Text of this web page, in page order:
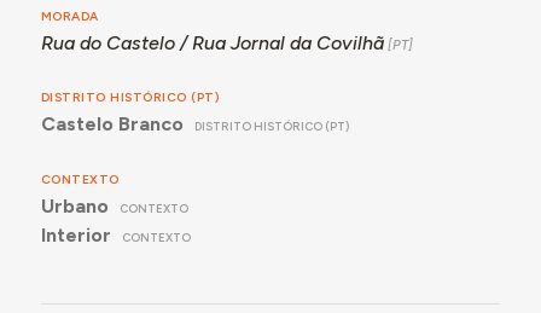
MORADA
Rua do Castelo / Rua Jornal da Covilhã
DISTRITO HISTÓRICO (PT)
Castelo Branco DISTRITO HISTÓRICO (PT)
CONTEXTO
Urbano CONTEXTO
Interior CONTEXTO